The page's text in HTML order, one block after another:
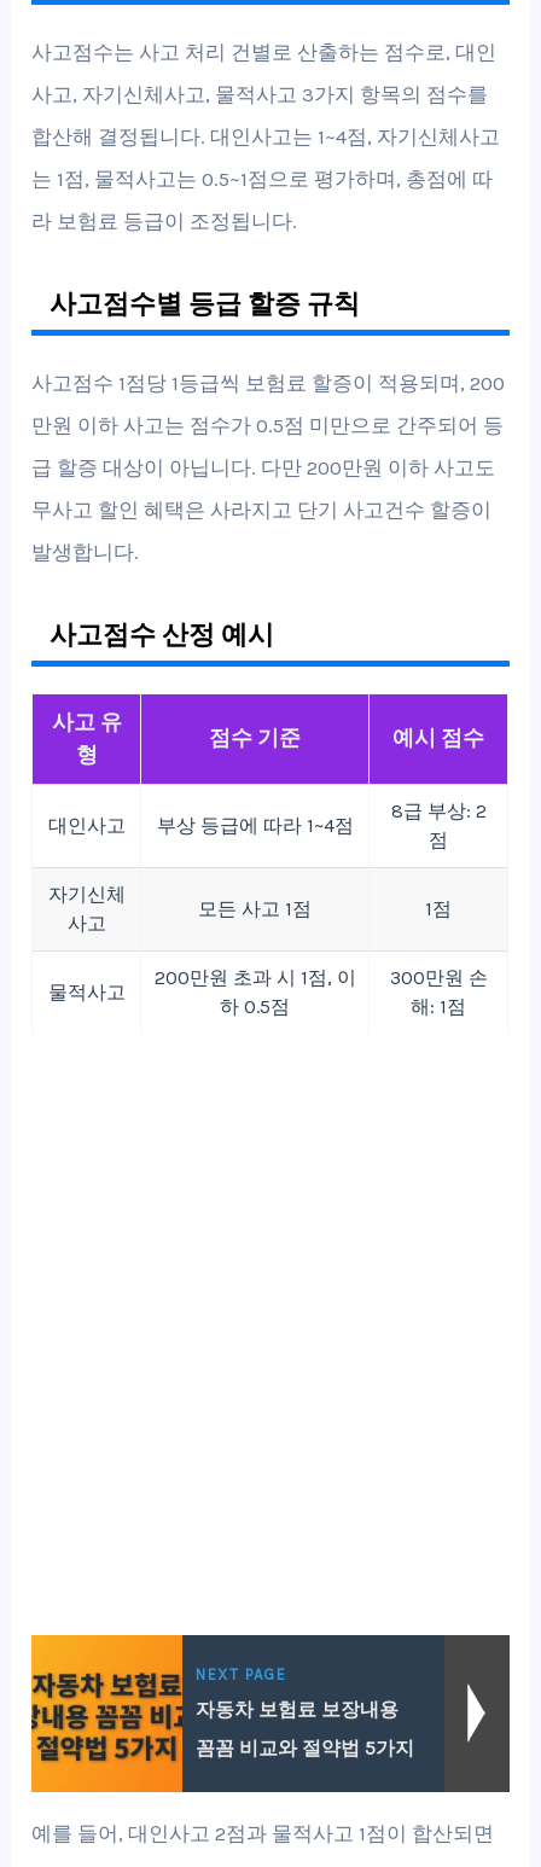
사고점수는 사고 처리 건별로 산출하는 점수로, 대인
사고, 자기신체사고, 물적사고 3가지 항목의 점수를
합산해 결정됩니다. 대인사고는 1~4점, 자기신체사고
는 1점, 물적사고는 0.5~1점으로 평가하며, 총점에 따
라 보험료 등급이 조정됩니다.
사고점수별 등급 할증 규칙
사고점수 1점당 1등급씩 보험료 할증이 적용되며, 200
만원 이하 사고는 점수가 0.5점 미만으로 간주되어 등
급 할증 대상이 아닙니다. 다만 200만원 이하 사고도
무사고 할인 혜택은 사라지고 단기 사고건수 할증이
발생합니다.
사고점수 산정 예시
사고 유
형
점수 기준 예시 점수
대인사고 부상 등급에 따라 1~4점
8급 부상: 2
점
자기신체
사고
모든 사고 1점 1점
물적사고
200만원 초과 시 1점, 이
하 0.5점
300만원 손
해: 1점
NEXT PAGE
자동차 보험료 보장내용
꼼꼼 비교와 절약법 5가지
예를 들어, 대인사고 2점과 물적사고 1점이 합산되면